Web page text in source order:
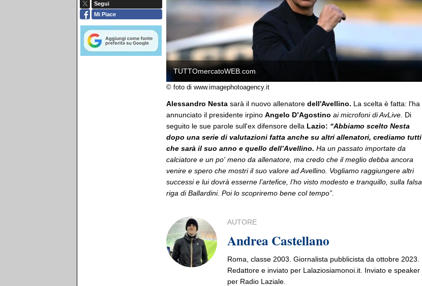
Segui
Mi Piace
TUTTOmercatoWEB.com
© foto di www.imagephotoagency.it
Alessandro Nesta sarà il nuovo allenatore dell'Avellino. La scelta è fatta: l'ha
annunciato il presidente irpino Angelo D’Agostino ai microfoni di AvLive. Di
seguito le sue parole sull'ex difensore della Lazio: “Abbiamo scelto Nesta
dopo una serie di valutazioni fatta anche su altri allenatori, crediamo tutti
che sarà il suo anno e quello dell’Avellino. Ha un passato importate da
calciatore e un po' meno da allenatore, ma credo che il meglio debba ancora
venire e spero che mostri il suo valore ad Avellino. Vogliamo raggiungere altri
successi e lui dovrà esserne l’artefice, l’ho visto modesto e tranquillo, sulla falsa
riga di Ballardini. Poi lo scopriremo bene col tempo”.
AUTORE
Andrea Castellano
Roma, classe 2003. Giornalista pubblicista da ottobre 2023.
Redattore e inviato per Lalaziosiamonoi.it. Inviato e speaker
per Radio Laziale.